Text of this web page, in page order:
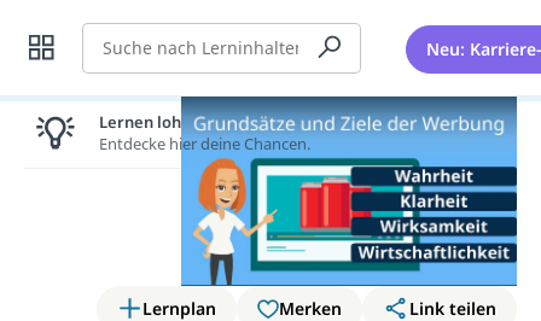
Suche Neu:
Lernplan Merken
Link teilen
Lernen lohnt sich!
Entdecke hier deine Chancen.